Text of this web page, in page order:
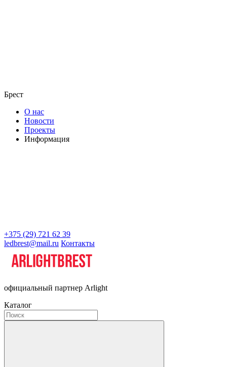
Брест
О нас
Новости
Проекты
Информация
+375 (29) 721 62 39
ledbrest@mail.ru Контакты
официальный партнер Arlight
Каталог